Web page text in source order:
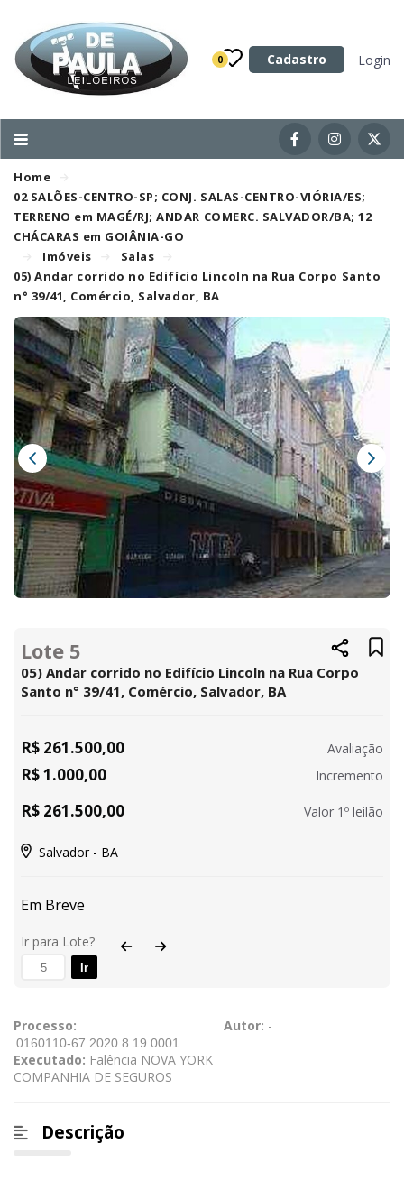
0 Cadastro Login
Categoria
Imóveis
Acessórios para Veículos
Máquinas
Home
02 SALÕES-CENTRO-SP; CONJ. SALAS-CENTRO-VIÓRIA/ES;
TERRENO em MAGÉ/RJ; ANDAR COMERC. SALVADOR/BA; 12
CHÁCARAS em GOIÂNIA-GO
Imóveis
Salas
05) Andar corrido no Edifício Lincoln na Rua Corpo Santo
n° 39/41, Comércio, Salvador, BA
Processo: Autor: -
Executado: Falência NOVA YORK
COMPANHIA DE SEGUROS
Descrição
Lote 5
05) Andar corrido no Edifício Lincoln na Rua Corpo
Santo n° 39/41, Comércio, Salvador, BA
R$ 261.500,00 Avaliação
R$ 1.000,00 Incremento
R$ 261.500,00 Valor 1º leilão
Salvador - BA
Em Breve
Ir para Lote?
Ir